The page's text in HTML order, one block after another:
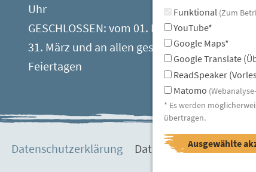
Uhr
GESCHLOSSEN: vom 01. November bis
31. März und an allen gesetzlichen
Feiertagen
Datenschutzerklärung
Funktional (Zum
YouTube*
Google Maps*
Google Translate
ReadSpeaker
Matomo
* Es werden
übertragen.
Ausgewählte